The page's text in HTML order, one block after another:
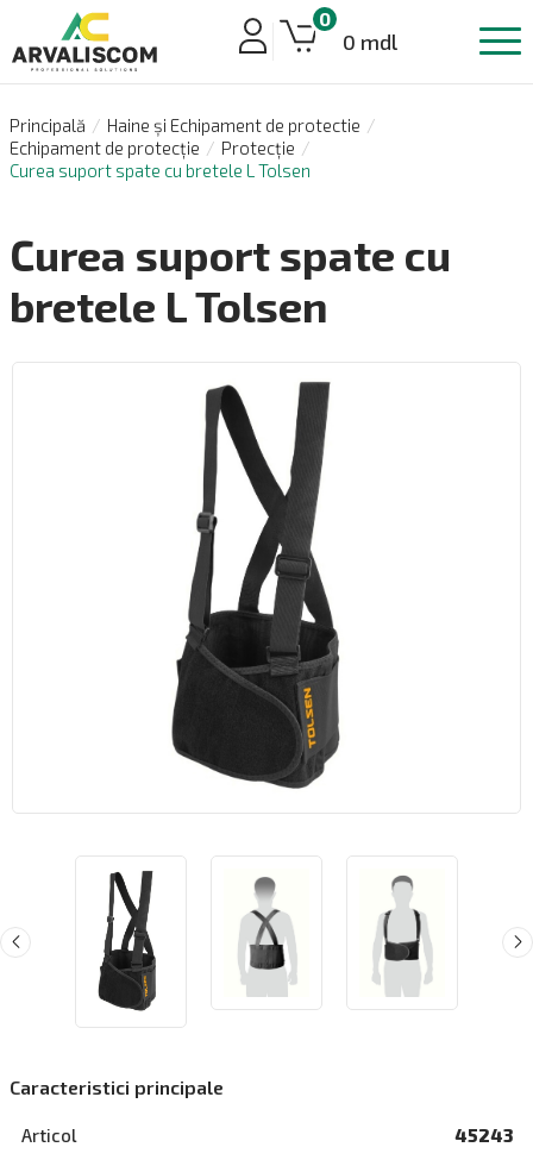
0
0 mdl
Principală
Haine și Echipament de protectie
Echipament de protecție
Protecție
Curea suport spate cu bretele L Tolsen
Curea suport spate cu
bretele L Tolsen
Caracteristici principale
Articol 45243